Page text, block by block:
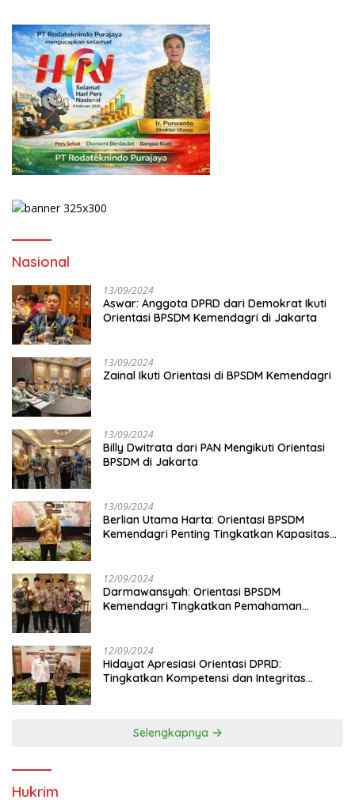
Nasional
13/09/2024
Aswar: Anggota DPRD dari Demokrat Ikuti
Orientasi BPSDM Kemendagri di Jakarta
13/09/2024
Zainal Ikuti Orientasi di BPSDM Kemendagri
13/09/2024
Billy Dwitrata dari PAN Mengikuti Orientasi
BPSDM di Jakarta
13/09/2024
Berlian Utama Harta: Orientasi BPSDM
Kemendagri Penting Tingkatkan Kapasitas
12/09/2024
Darmawansyah: Orientasi BPSDM
Kemendagri Tingkatkan Pemahaman
12/09/2024
Hidayat Apresiasi Orientasi DPRD:
Tingkatkan Kompetensi dan Integritas
Selengkapnya
Hukrim